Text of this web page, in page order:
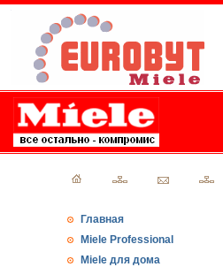
Главная
Miele Professional
Miele для дома